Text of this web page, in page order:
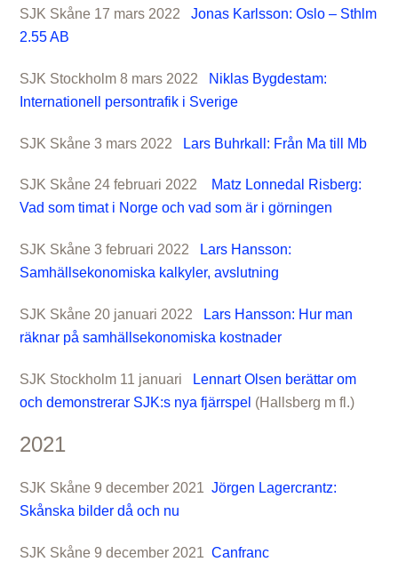
SJK Skåne 17 mars 2022Jonas Karlsson: Oslo – Sthlm
2.55 AB
SJK Stockholm 8 mars 2022 Niklas Bygdestam:
Internationell persontrafik i Sverige
SJK Skåne 3 mars 2022 Lars Buhrkall: Från Ma till Mb
SJK Skåne 24 februari 2022 Matz Lonnedal Risberg:
Vad som timat i Norge och vad som är i görningen
SJK Skåne 3 februari 2022
Lars Hansson:
Samhällsekonomiska kalkyler, avslutning
SJK Skåne 20 januari 2022
Lars Hansson: Hur man
räknar på samhällsekonomiska kostnader
SJK Stockholm 11 januari
Lennart Olsen berättar om
och demonstrerar SJK:s nya fjärrspel (Hallsberg m fl.)
2021
SJK Skåne 9 december 2021Jörgen Lagercrantz:
Skånska bilder då och nu
SJK Skåne 9 december 2021Canfranc